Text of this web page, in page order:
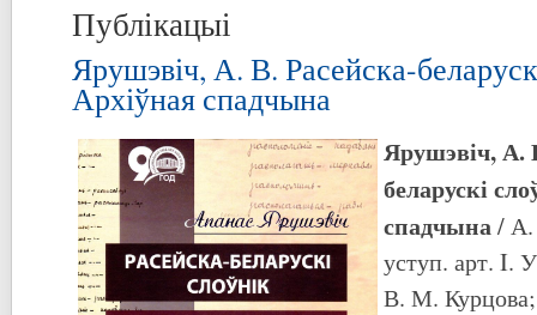
Публікацыі
Ярушэвіч, А. В. Расейска-
Архіўная спадчына
Ярушэвіч, А.
беларускі
спадчына/ А.
уступ. арт. I.
В. М. Курцова;